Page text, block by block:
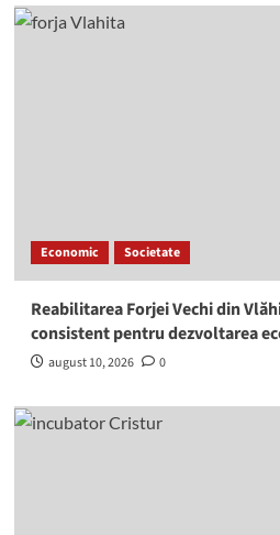
Economic Societate
Reabilitarea Forjei Vechi din
consistent pentru dezvoltarea
august 10, 2026 0